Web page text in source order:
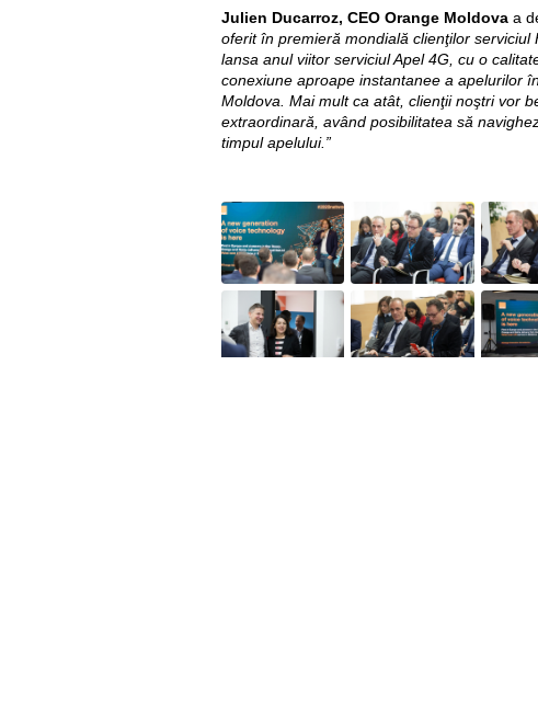
Julien Ducarroz, CEO Orange Moldova a
oferit în premieră mondială clienţilor serviciul
lansa anul viitor serviciul Apel 4G, cu o
conexiune aproape instantanee a apelurilor
Moldova. Mai mult ca atât, clienţii noştri vor
extraordinară, având posibilitatea să
timpul apelului.”